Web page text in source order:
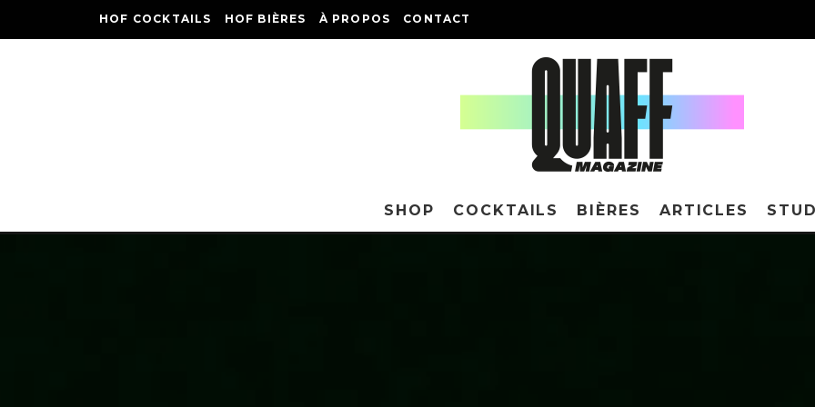
HOF COCKTAILS HOF BIÈRES À PROPOS CONTACT
SHOP COCKTAILS BIÈRES ARTICLES